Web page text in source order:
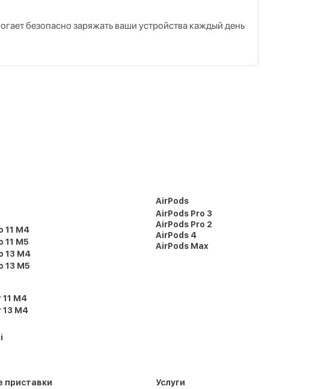
безопасно заряжать ваши устройства каждый день
11 M4
11 M5
13 M4
13 M5
11 M4
13 M4
AirPods
AirPods Pro 3
AirPods Pro 2
AirPods 4
AirPods Max
приставки
Услуги